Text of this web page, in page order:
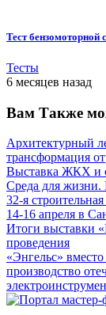
Тест бензомоторной
Тесты
6 месяцев назад
Вам Также
Архитектурный
трансформация
Выставка ЖКХ и
Среда для жизни.
32-я
14-16 апреля в
Итоги выставки
проведения
«Энгельс»
производство